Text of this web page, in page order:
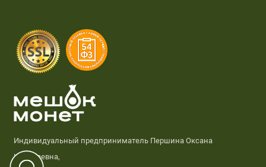
Индивидуальный предприниматель Першина Оксана
Николаевна,